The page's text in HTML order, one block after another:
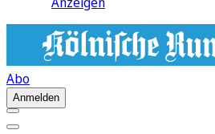
Abo
Anmelden